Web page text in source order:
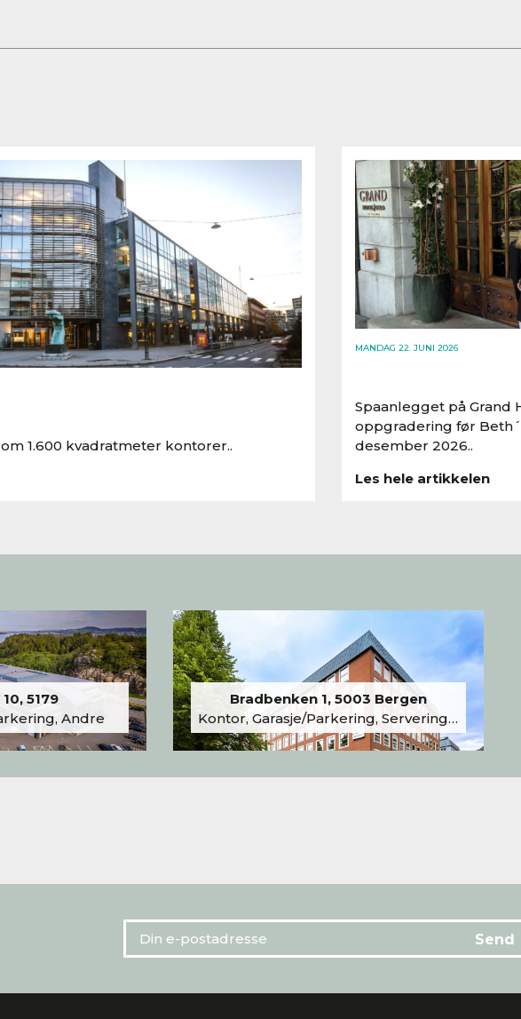
1.600 kvadratmeter kontorer..
MANDAG 22. JUNI 2026
Spaanlegget på Grand
oppgradering før
desember 2026..
Les hele artikkelen
5179
Andre
Bradbenken 1, 5003 Bergen
Kontor, Garasje/Parkering, Serveringslokale/Kantine, Undervisning/Arrangement